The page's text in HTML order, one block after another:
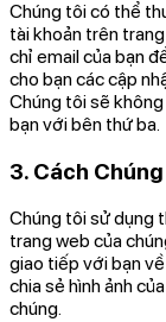
Chúng tôi có thể
tài khoản trên
chỉ email của bạn
cho bạn các cập
Chúng tôi sẽ
bạn với bên thứ ba.
3. Cách
Chúng tôi sử dụng
trang web của
giao tiếp với bạn
chia sẻ hình ảnh
chúng.